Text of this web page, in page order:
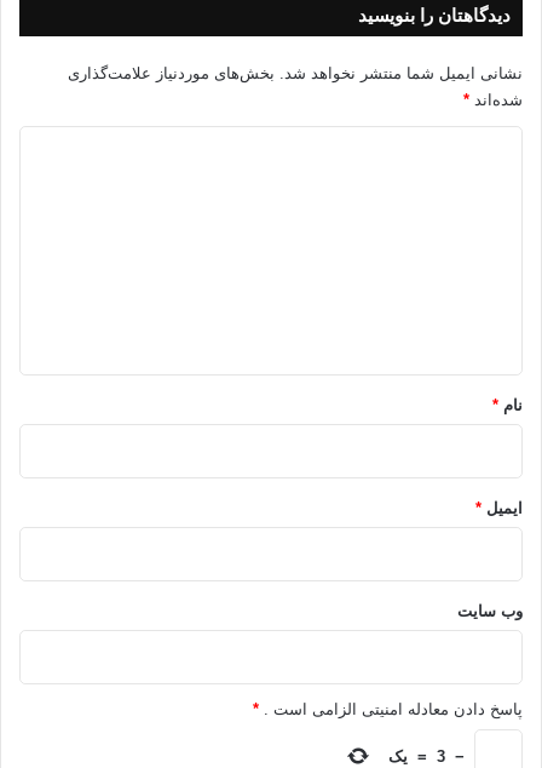
دیدگاهتان را بنویسید
نشانی ایمیل شما منتشر نخواهد شد. بخش‌های موردنیاز علامت‌گذاری
شده‌اند *
نام *
ایمیل *
وب‌ سایت
پاسخ دادن معادله امنیتی الزامی است . *
−
3
= یک